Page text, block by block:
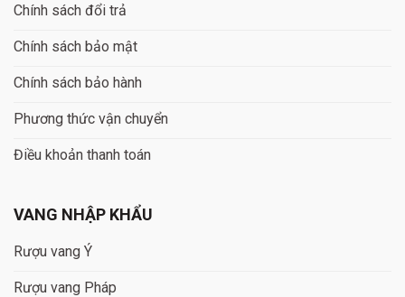
Chính sách đổi trả
Chính sách bảo mật
Chính sách bảo hành
Phương thức vận chuyển
Điều khoản thanh toán
VANG NHẬP KHẨU
Rượu vang Ý
Rượu vang Pháp